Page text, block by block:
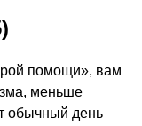
помощи», вам
меньше
обычный день